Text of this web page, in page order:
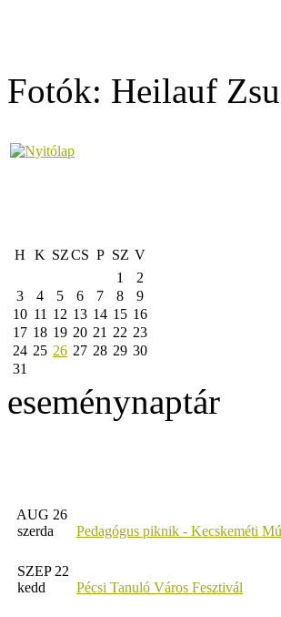
Fotók: Heilauf
H K SZCS P SZ V
1
2
3
4 5 6 7 8
9
10 11 12 13 14 15 16
17 18 19 20 21 22 23
24 25 26 27 28 29 30
31
eseménynaptár
AUG 26
szerda
Pedagógus piknik - Kecskeméti
SZEP 22
kedd
Pécsi Tanuló Város Fesztivál